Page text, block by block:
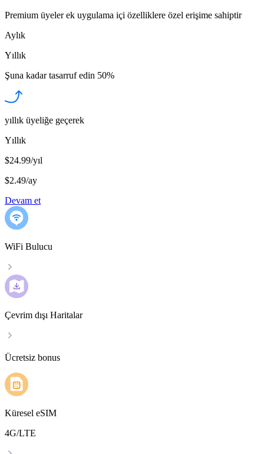
Premium üyeler ek uygulama içi özelliklere özel erişime sahiptir
Aylık
Yıllık
Şuna kadar tasarruf edin 50%
yıllık üyeliğe geçerek
Yıllık
$24.99/yıl
$2.49/ay
Devam et
WiFi Bulucu
Çevrim dışı Haritalar
Ücretsiz bonus
Küresel eSIM
4G/LTE